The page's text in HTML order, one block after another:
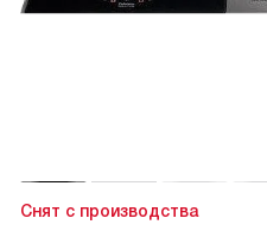
Снят с производства